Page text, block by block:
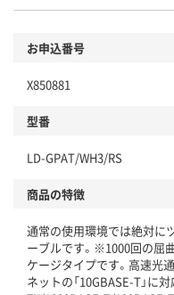
お申込番号
X850881
型番
LD-GPAT/WH3/RS
商品の特徴
通常の使用環境では絶対に
ーブルです。※1000回の屈
ケージタイプです。高速光
ネットの「10GBASE-T」に